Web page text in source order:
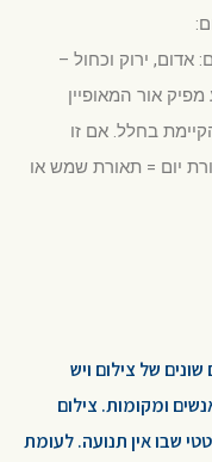
אדום, ירוק וכחול –
אור המאופיין
בחלל. אם זו
יום = תאורת שמש או
של צילום ויש
ומקומות. צילום
שבו אין תנועה. לעומת